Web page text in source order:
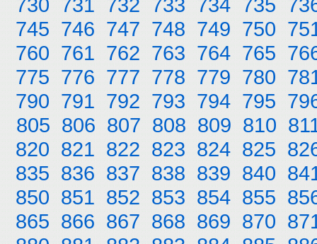
730 731 732 733 734 735
745 746 747 748 749 750
760 761 762 763 764 765
775 776 777 778 779 780
790 791 792 793 794 795
805 806 807 808 809 810
820 821 822 823 824 825
835 836 837 838 839 840
850 851 852 853 854 855
865 866 867 868 869 870